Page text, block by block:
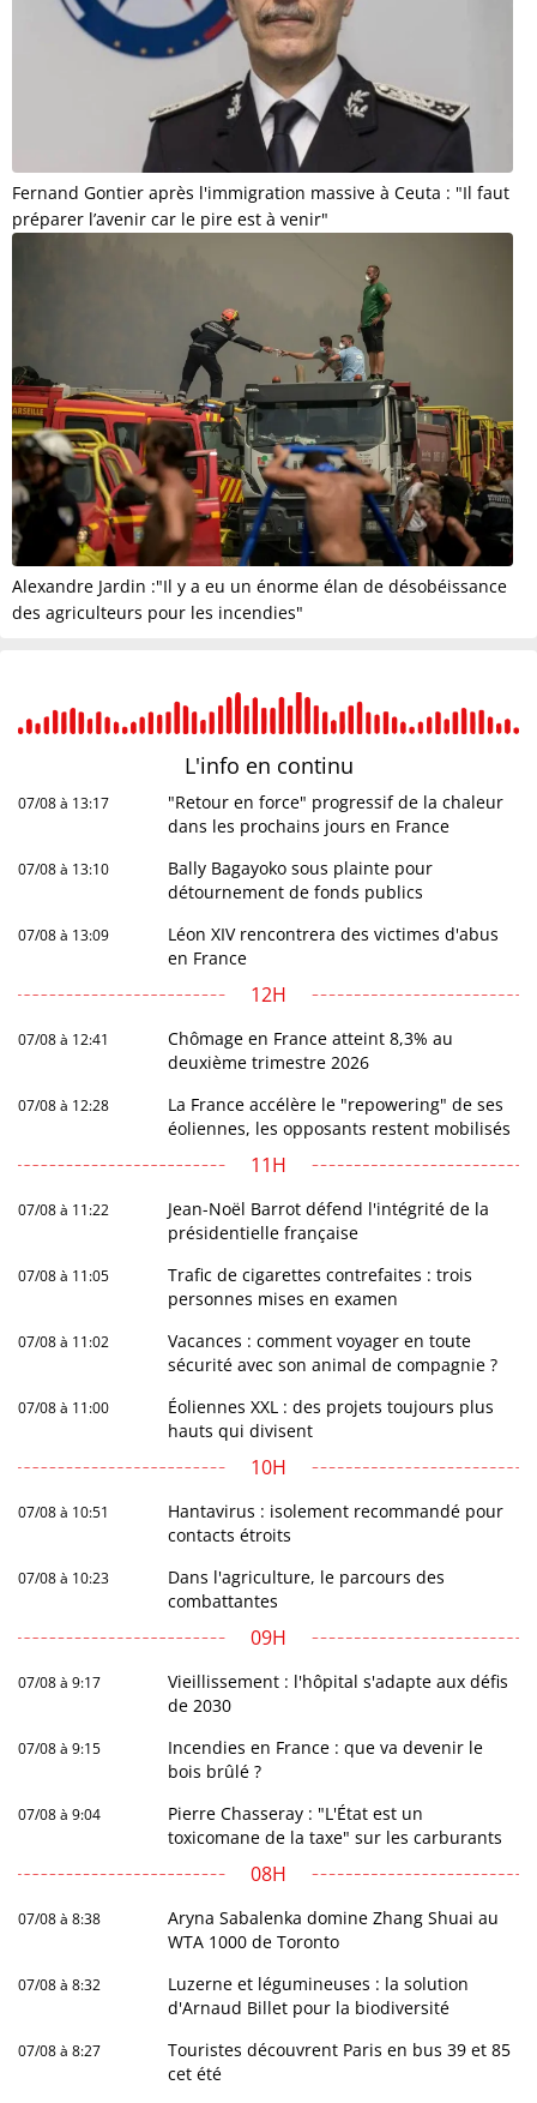
Fernand Gontier après l'immigration massive à Ceuta : "Il faut
préparer l’avenir car le pire est à venir"
Alexandre Jardin :"Il y a eu un énorme élan de désobéissance
des agriculteurs pour les incendies"
L'info en continu
07/08 à 13:17
"Retour en force" progressif de la chaleur
dans les prochains jours en France
07/08 à 13:10
Bally Bagayoko sous plainte pour
détournement de fonds publics
07/08 à 13:09
Léon XIV rencontrera des victimes d'abus
en France
12H
07/08 à 12:41
Chômage en France atteint 8,3% au
deuxième trimestre 2026
07/08 à 12:28
La France accélère le "repowering" de ses
éoliennes, les opposants restent mobilisés
11H
07/08 à 11:22
Jean-Noël Barrot défend l'intégrité de la
présidentielle française
07/08 à 11:05
Trafic de cigarettes contrefaites : trois
personnes mises en examen
07/08 à 11:02
Vacances : comment voyager en toute
sécurité avec son animal de compagnie ?
07/08 à 11:00
Éoliennes XXL : des projets toujours plus
hauts qui divisent
10H
07/08 à 10:51
Hantavirus : isolement recommandé pour
contacts étroits
07/08 à 10:23
Dans l'agriculture, le parcours des
combattantes
09H
07/08 à 9:17
Vieillissement : l'hôpital s'adapte aux défis
de 2030
07/08 à 9:15
Incendies en France : que va devenir le
bois brûlé ?
07/08 à 9:04
Pierre Chasseray : "L'État est un
toxicomane de la taxe" sur les carburants
08H
07/08 à 8:38
Aryna Sabalenka domine Zhang Shuai au
WTA 1000 de Toronto
07/08 à 8:32
Luzerne et légumineuses : la solution
d'Arnaud Billet pour la biodiversité
07/08 à 8:27
Touristes découvrent Paris en bus 39 et 85
cet été